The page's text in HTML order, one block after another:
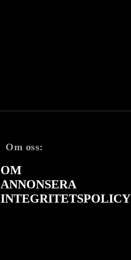
Om oss:
OM
ANNONSERA
INTEGRITETSPOLICY